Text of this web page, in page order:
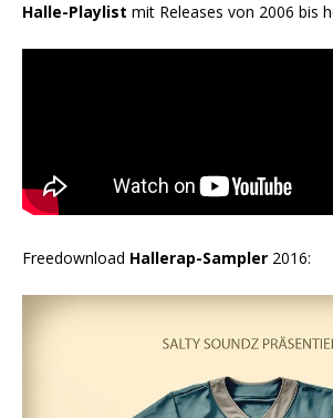
Halle-Playlist mit Releases von 2006 bis
Freedownload Hallerap-Sampler 2016: